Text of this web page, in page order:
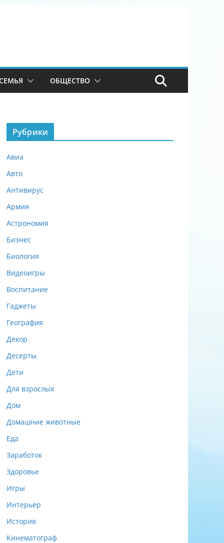
ОБЩЕСТВО
Рубрики
Авиа
Авто
Антивирус
Армия
Астрономия
Бизнес
Биология
Видеоигры
Воспитание
Гаджеты
География
Декор
Десерты
Дети
Для взрослых
Дом
Домашние животные
Еда
Заработок
Здоровье
Игры
Интерьер
История
Кинематограф